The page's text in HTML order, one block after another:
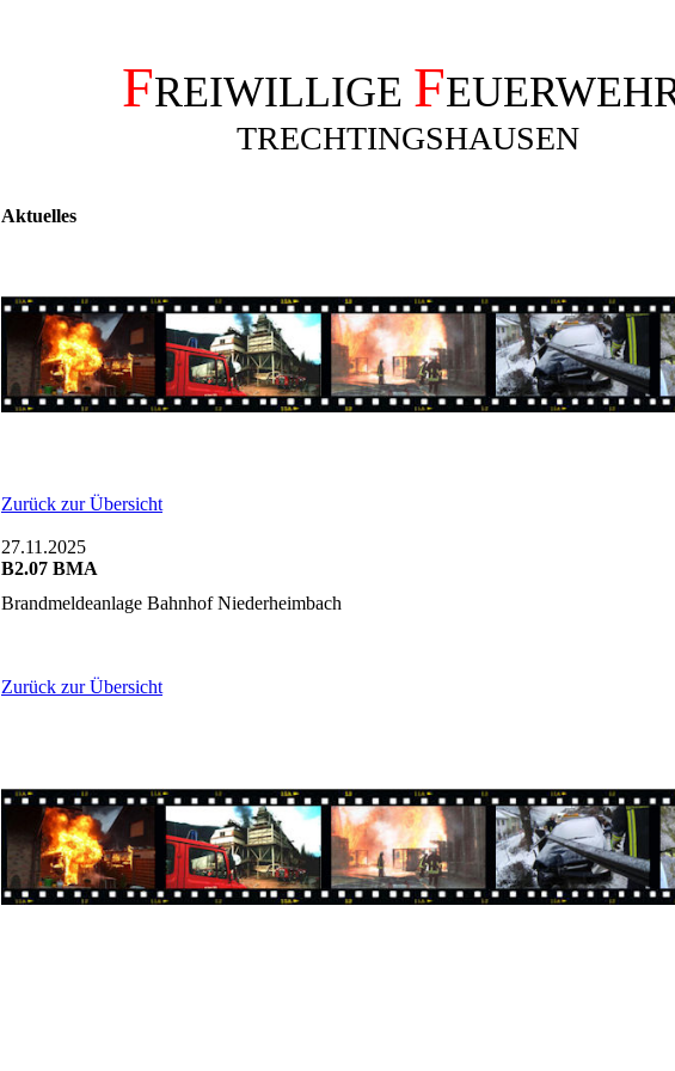
FREIWILLIGE F
TRECHTINGSHAUSEN
Aktuelles
Zurück zur Übersicht
27.11.2025
B2.07 BMA
Brandmeldeanlage Bahnhof Niederheimbach
Zurück zur Übersicht